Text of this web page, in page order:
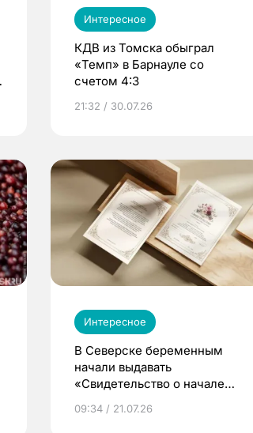
Интересное
КДВ из Томска обыграл
«Темп» в Барнауле со
счетом 4:3
21:32 / 30.07.26
Интересное
В Северске беременным
начали выдавать
«Свидетельство о начале
09:34 / 21.07.26